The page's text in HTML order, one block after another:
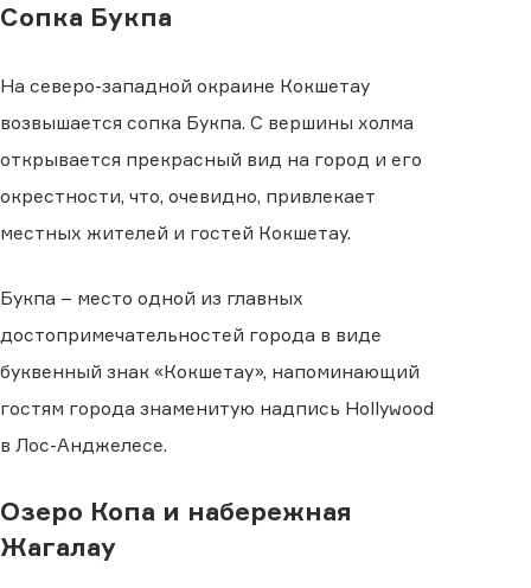
Сопка Букпа
На северо-западной окраине Кокшетау
возвышается сопка Букпа. С вершины холма
открывается прекрасный вид на город и его
окрестности, что, очевидно, привлекает
местных жителей и гостей Кокшетау.
Букпа – место одной из главных
достопримечательностей города в виде
буквенный знак «Кокшетау», напоминающий
гостям города знаменитую надпись Hollywood
в Лос-Анджелесе.
Озеро Копа и набережная
Жагалау